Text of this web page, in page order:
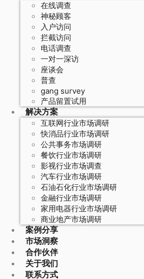
在线调查
神秘顾客
入户访问
拦截访问
电话调查
一对一深访
座谈会
普查
gang survey
产品留置试用
解决方案
互联网行业市场调研
快消品行业市场调研
公共事务市场调研
餐饮行业市场调研
影视行业市场调查
汽车行业市场调研
石油石化行业市场调研
金融行业市场调研
家用电器行业市场调研
商业地产市场调研
案例分享
市场洞察
合作伙伴
关于我们
联系方式